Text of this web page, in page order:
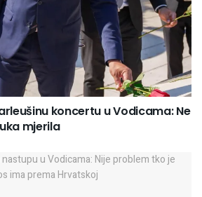
koncertu u Vodicama: Ne
mjerila